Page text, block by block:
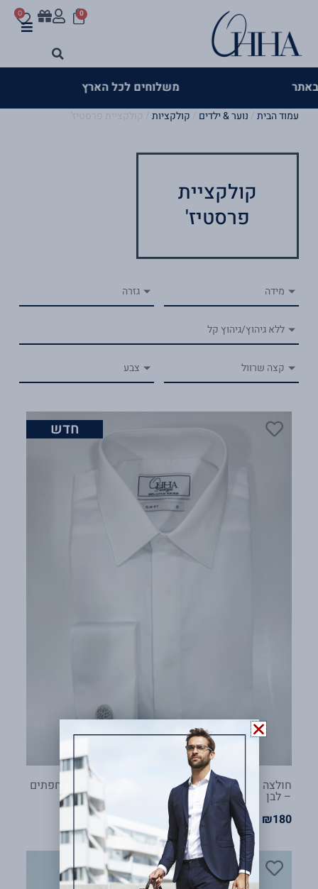
0
עגלת
קניות
0
משלוחים לכל הארץ > >
עמוד הבית/ נוער & ילדים קולקציות/ קולקציית פרסטיז'
קולקציית
פרסטיז'
מידה גזרה
ללא גיהוץ/גיהוץ קל
קצה שרוול צבע
חדש
חולצה מכופתרת פרסטיז’ ללא גיהוץ בד טוויל משי חפתים
– לבן
₪180